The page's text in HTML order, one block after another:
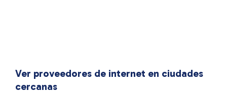
Ver proveedores de internet en ciudades
cercanas